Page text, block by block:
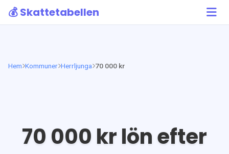
💰 Skattetabellen
Hem Kommuner Herrljunga 70 000 kr
70 000 kr lön efter